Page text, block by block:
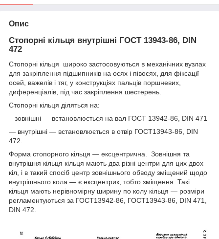
Опис
Стопорні кільця внутрішні ГОСТ 13943-86, DIN
472
Стопорні кільця широко застосовуються в механічних вузлах
для закріплення підшипників на осях і півосях, для фіксації
осей, важелів і тяг, у конструкціях пальців поршневих,
диференціалів, під час закріплення шестерень.
Стопорні кільця діляться на:
– зовнішні — встановлюється на вал ГОСТ 13942-86, DIN 471
— внутрішні — встановлюється в отвір ГОСТ13943-86, DIN
472.
Форма стопорного кільця — ексцентрична. Зовнішня та
внутрішня кільця кільця мають два різні центри для цих двох
кіл, і в такий спосіб центр зовнішнього обводу зміщений щодо
внутрішнього кола — є ексцентрик, тобто зміщення. Такі
кільця мають нерівномірну ширину по колу кільця — розміри
регламентуються за ГОСТ13942-86, ГОСТ13943-86, DIN 471,
DIN 472.